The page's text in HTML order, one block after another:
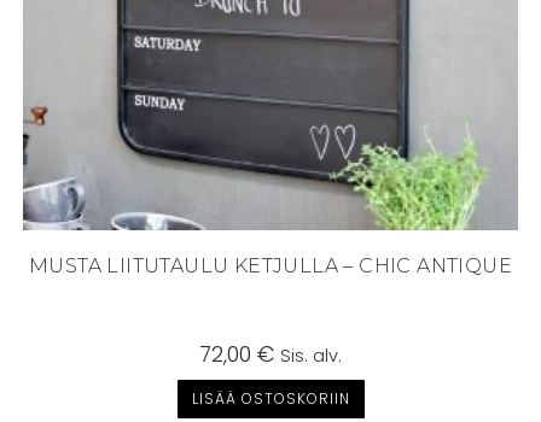
MUSTA LIITUTAULU KETJULLA – CHIC ANTIQUE
72,00 € Sis. alv.
LISÄÄ OSTOSKORIIN